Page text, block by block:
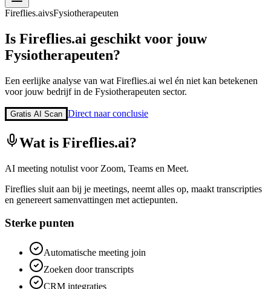
Fireflies.aivsFysiotherapeuten
Is Fireflies.ai geschikt voor jouw
Fysiotherapeuten?
Een eerlijke analyse van wat Fireflies.ai wel én niet kan betekenen
voor jouw bedrijf in de Fysiotherapeuten sector.
Gratis AI Scan Direct naar conclusie
Wat is Fireflies.ai?
AI meeting notulist voor Zoom, Teams en Meet.
Fireflies sluit aan bij je meetings, neemt alles op, maakt transcripties
en genereert samenvattingen met actiepunten.
Sterke punten
Automatische meeting join
Zoeken door transcripts
CRM integraties